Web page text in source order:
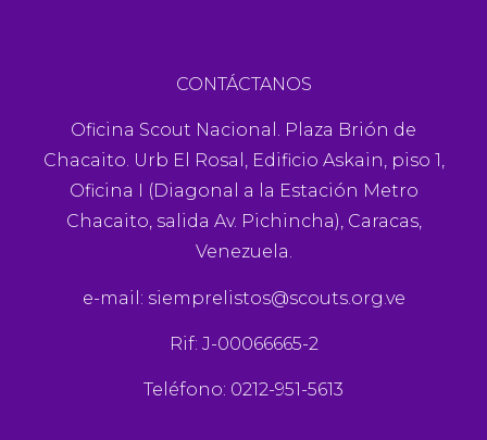
CONTÁCTANOS
Oficina Scout Nacional. Plaza Brión de
Chacaito. Urb El Rosal, Edificio Askain, piso 1,
Oficina I (Diagonal a la Estación Metro
Chacaito, salida Av. Pichincha), Caracas,
Venezuela.
e-mail: siemprelistos@scouts.org.ve
Rif: J-00066665-2
Teléfono: 0212-951-5613